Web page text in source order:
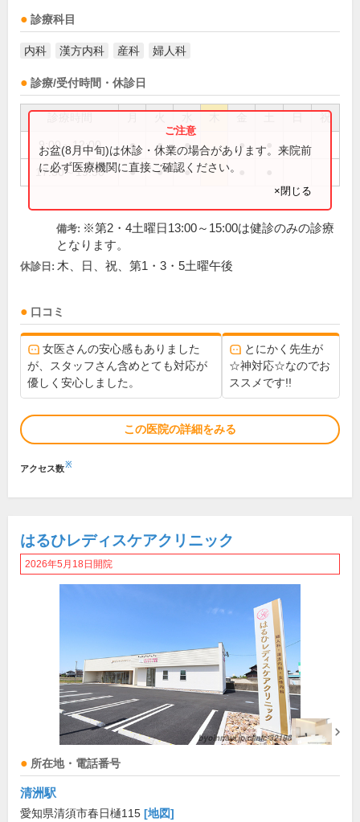
診療科目
内科 漢方内科 産科 婦人科
診療/受付時間・休診日
祝
9:00～12:00 ● ● ● ●
17:30～19:30 ● ● ●
お盆(8月中旬)は休診・休業の場合があります。来院前
に必ず医療機関に直接ご確認ください。
×閉じる
備考: ※第2・4土曜日13:00～15:00は健診のみの診療
となります。
休診日: 木、日、祝、第1・3・5土曜午後
口コミ
女医さんの安心感もありました
が、スタッフさん含めとても対応が
優しく安心しました。
とにかく先生が
☆神対応☆なのでお
ススメです!!
この医院の詳細をみる
アクセス数※
はるひレディスケアクリニック
2026年5月18日開院
所在地・電話番号
清洲駅
愛知県清須市春日樋115 [地図]